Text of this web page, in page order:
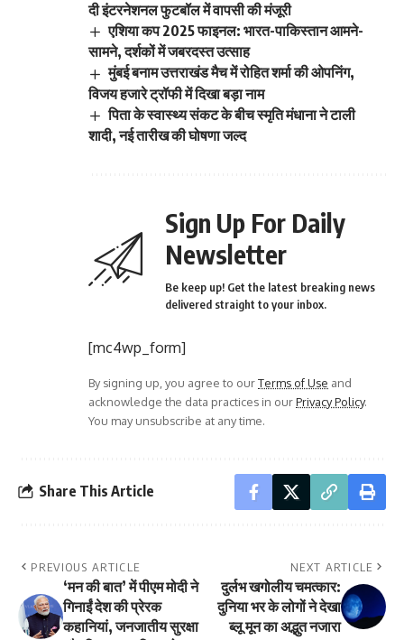
दी इंटरनेशनल फुटबॉल में वापसी की मंजूरी
एशिया कप 2025 फाइनल: भारत-पाकिस्तान आमने-
सामने, दर्शकों में जबरदस्त उत्साह
मुंबई बनाम उत्तराखंड मैच में रोहित शर्मा की ओपनिंग,
विजय हजारे ट्रॉफी में दिखा बड़ा नाम
पिता के स्वास्थ्य संकट के बीच स्मृति मंधाना ने टाली
शादी, नई तारीख की घोषणा जल्द
Sign Up For Daily
Newsletter
Be keep up! Get the latest breaking news
delivered straight to your inbox.
[mc4wp_form]
By signing up, you agree to ourTerms of Use and
acknowledge the data practices in ourPrivacy Policy.
You may unsubscribe at any time.
Share This Article
PREVIOUS ARTICLE
‘मन की बात’ में पीएम मोदी ने
गिनाईं देश की प्रेरक
कहानियां, जनजातीय सुरक्षा
NEXT ARTICLE
दुर्लभ खगोलीय चमत्कार:
दुनिया भर के लोगों ने देखा
ब्लू मून का अद्भुत नजारा